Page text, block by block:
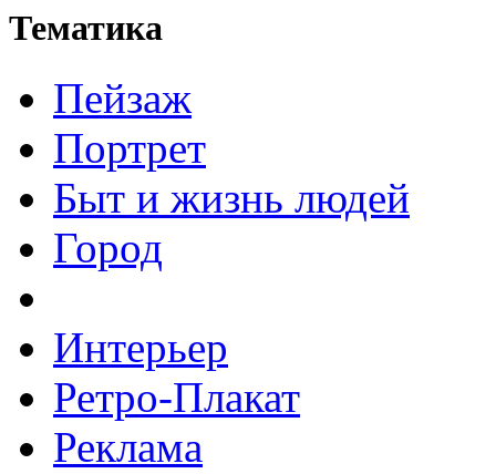
Тематика
Пейзаж
Портрет
Быт и жизнь людей
Город
Интерьер
Ретро-Плакат
Реклама